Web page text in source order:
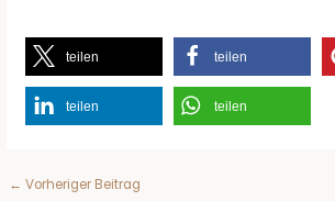
teilen teilen
teilen teilen
← Vorheriger Beitrag